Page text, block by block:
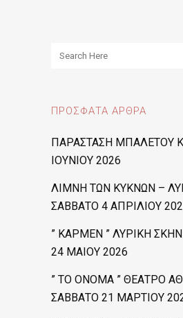
ΠΡΌΣΦΑΤΑ ΆΡΘΡΑ
ΠΑΡΑΣΤΑΣΗ ΜΠΑΛΕΤΟΥ
ΙΟΥΝΙΟΥ 2026
ΛΙΜΝΗ ΤΩΝ ΚΥΚΝΩΝ –
ΣΑΒΒΑΤΟ 4 ΑΠΡΙΛΙΟΥ
” ΚΑΡΜΕΝ ” ΛΥΡΙΚΗ
24 ΜΑΙΟΥ 2026
” ΤΟ ΟΝΟΜΑ ” ΘΕΑΤΡΟ
ΣΑΒΒΑΤΟ 21 ΜΑΡΤΙΟΥ